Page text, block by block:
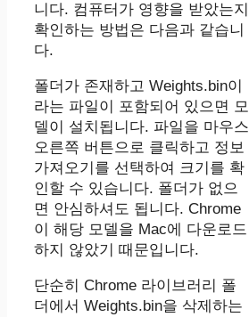
니다. 컴퓨터가 영향을 받았는지
확인하는 방법은 다음과 같습니
다.
폴더가 존재하고 Weights.bin이
라는 파일이 포함되어 있으면 모
델이 설치됩니다. 파일을 마우스
오른쪽 버튼으로 클릭하고 정보
가져오기를 선택하여 크기를 확
인할 수 있습니다. 폴더가 없으
면 안심하셔도 됩니다. Chrome
이 해당 모델을 Mac에 다운로드
하지 않았기 때문입니다.
단순히 Chrome 라이브러리 폴
더에서 Weights.bin을 삭제하는